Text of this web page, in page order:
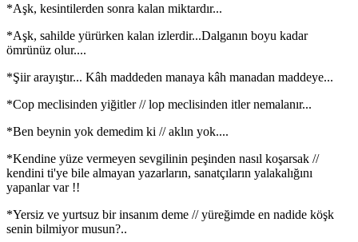
*Aşk, kesintilerden sonra kalan miktardır...
*Aşk, sahilde yürürken kalan izlerdir...Dalganın boyu kadar
ömrünüz olur....
*Şiir arayıştır... Kâh maddeden manaya kâh manadan maddeye...
*Cop meclisinden yiğitler // lop meclisinden itler nemalanır...
*Ben beynin yok demedim ki // aklın yok....
*Kendine yüze vermeyen sevgilinin peşinden nasıl koşarsak //
kendini ti'ye bile almayan yazarların, sanatçıların yalakalığını
yapanlar var !!
*Yersiz ve yurtsuz bir insanım deme // yüreğimde en nadide köşk
senin bilmiyor musun?..